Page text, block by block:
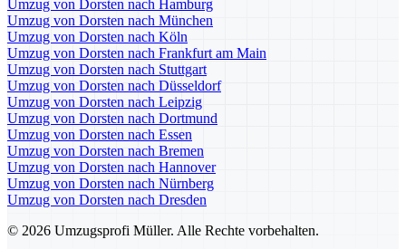
Umzug von Dorsten nach Hamburg
Umzug von Dorsten nach München
Umzug von Dorsten nach Köln
Umzug von Dorsten nach Frankfurt am Main
Umzug von Dorsten nach Stuttgart
Umzug von Dorsten nach Düsseldorf
Umzug von Dorsten nach Leipzig
Umzug von Dorsten nach Dortmund
Umzug von Dorsten nach Essen
Umzug von Dorsten nach Bremen
Umzug von Dorsten nach Hannover
Umzug von Dorsten nach Nürnberg
Umzug von Dorsten nach Dresden
© 2026 Umzugsprofi Müller. Alle Rechte vorbehalten.